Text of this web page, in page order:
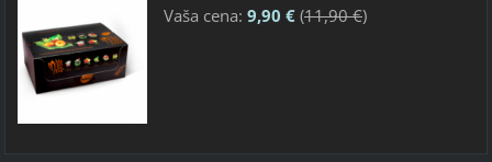
Vaša cena: 9,90 €(11,90 €)